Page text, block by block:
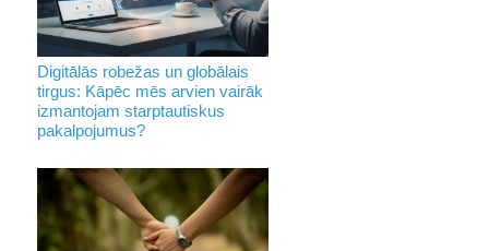
Digitālās robežas un globālais
tirgus: Kāpēc mēs arvien vairāk
izmantojam starptautiskus
pakalpojumus?